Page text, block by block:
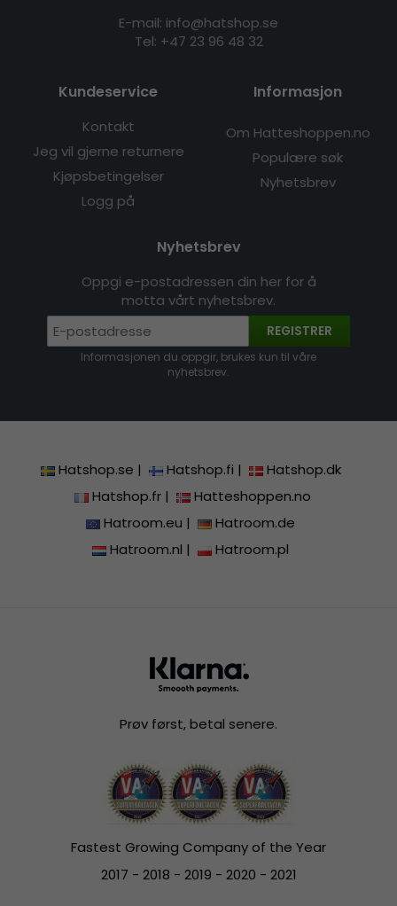
E-mail: info@hatshop.se
Tel: +47 23 96 48 32
Kundeservice
Kontakt
Jeg vil gjerne returnere
Kjøpsbetingelser
Logg på
Informasjon
Om Hatteshoppen.no
Populære søk
Nyhetsbrev
Nyhetsbrev
Oppgi e-postadressen din her for å
motta vårt nyhetsbrev.
REGISTRER
Informasjonen du oppgir, brukes kun til våre
nyhetsbrev.
Hatshop.se | Hatshop.fi |
Hatshop.dk
Hatshop.fr|
Hatteshoppen.no
Hatroom.eu |
Hatroom.de
Hatroom.nl | Hatroom.pl
Prøv først, betal senere.
Fastest Growing Company of the Year
2017 - 2018 - 2019 - 2020 - 2021